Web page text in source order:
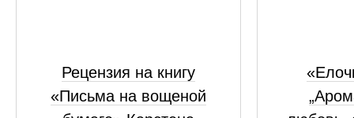
Рецензия на книгу
«Письма на вощеной